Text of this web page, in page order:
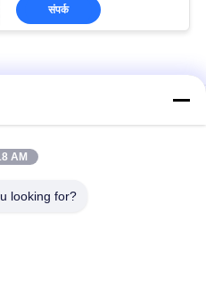
संपर्क
कंपन स्क्रीन
AM
looking for?